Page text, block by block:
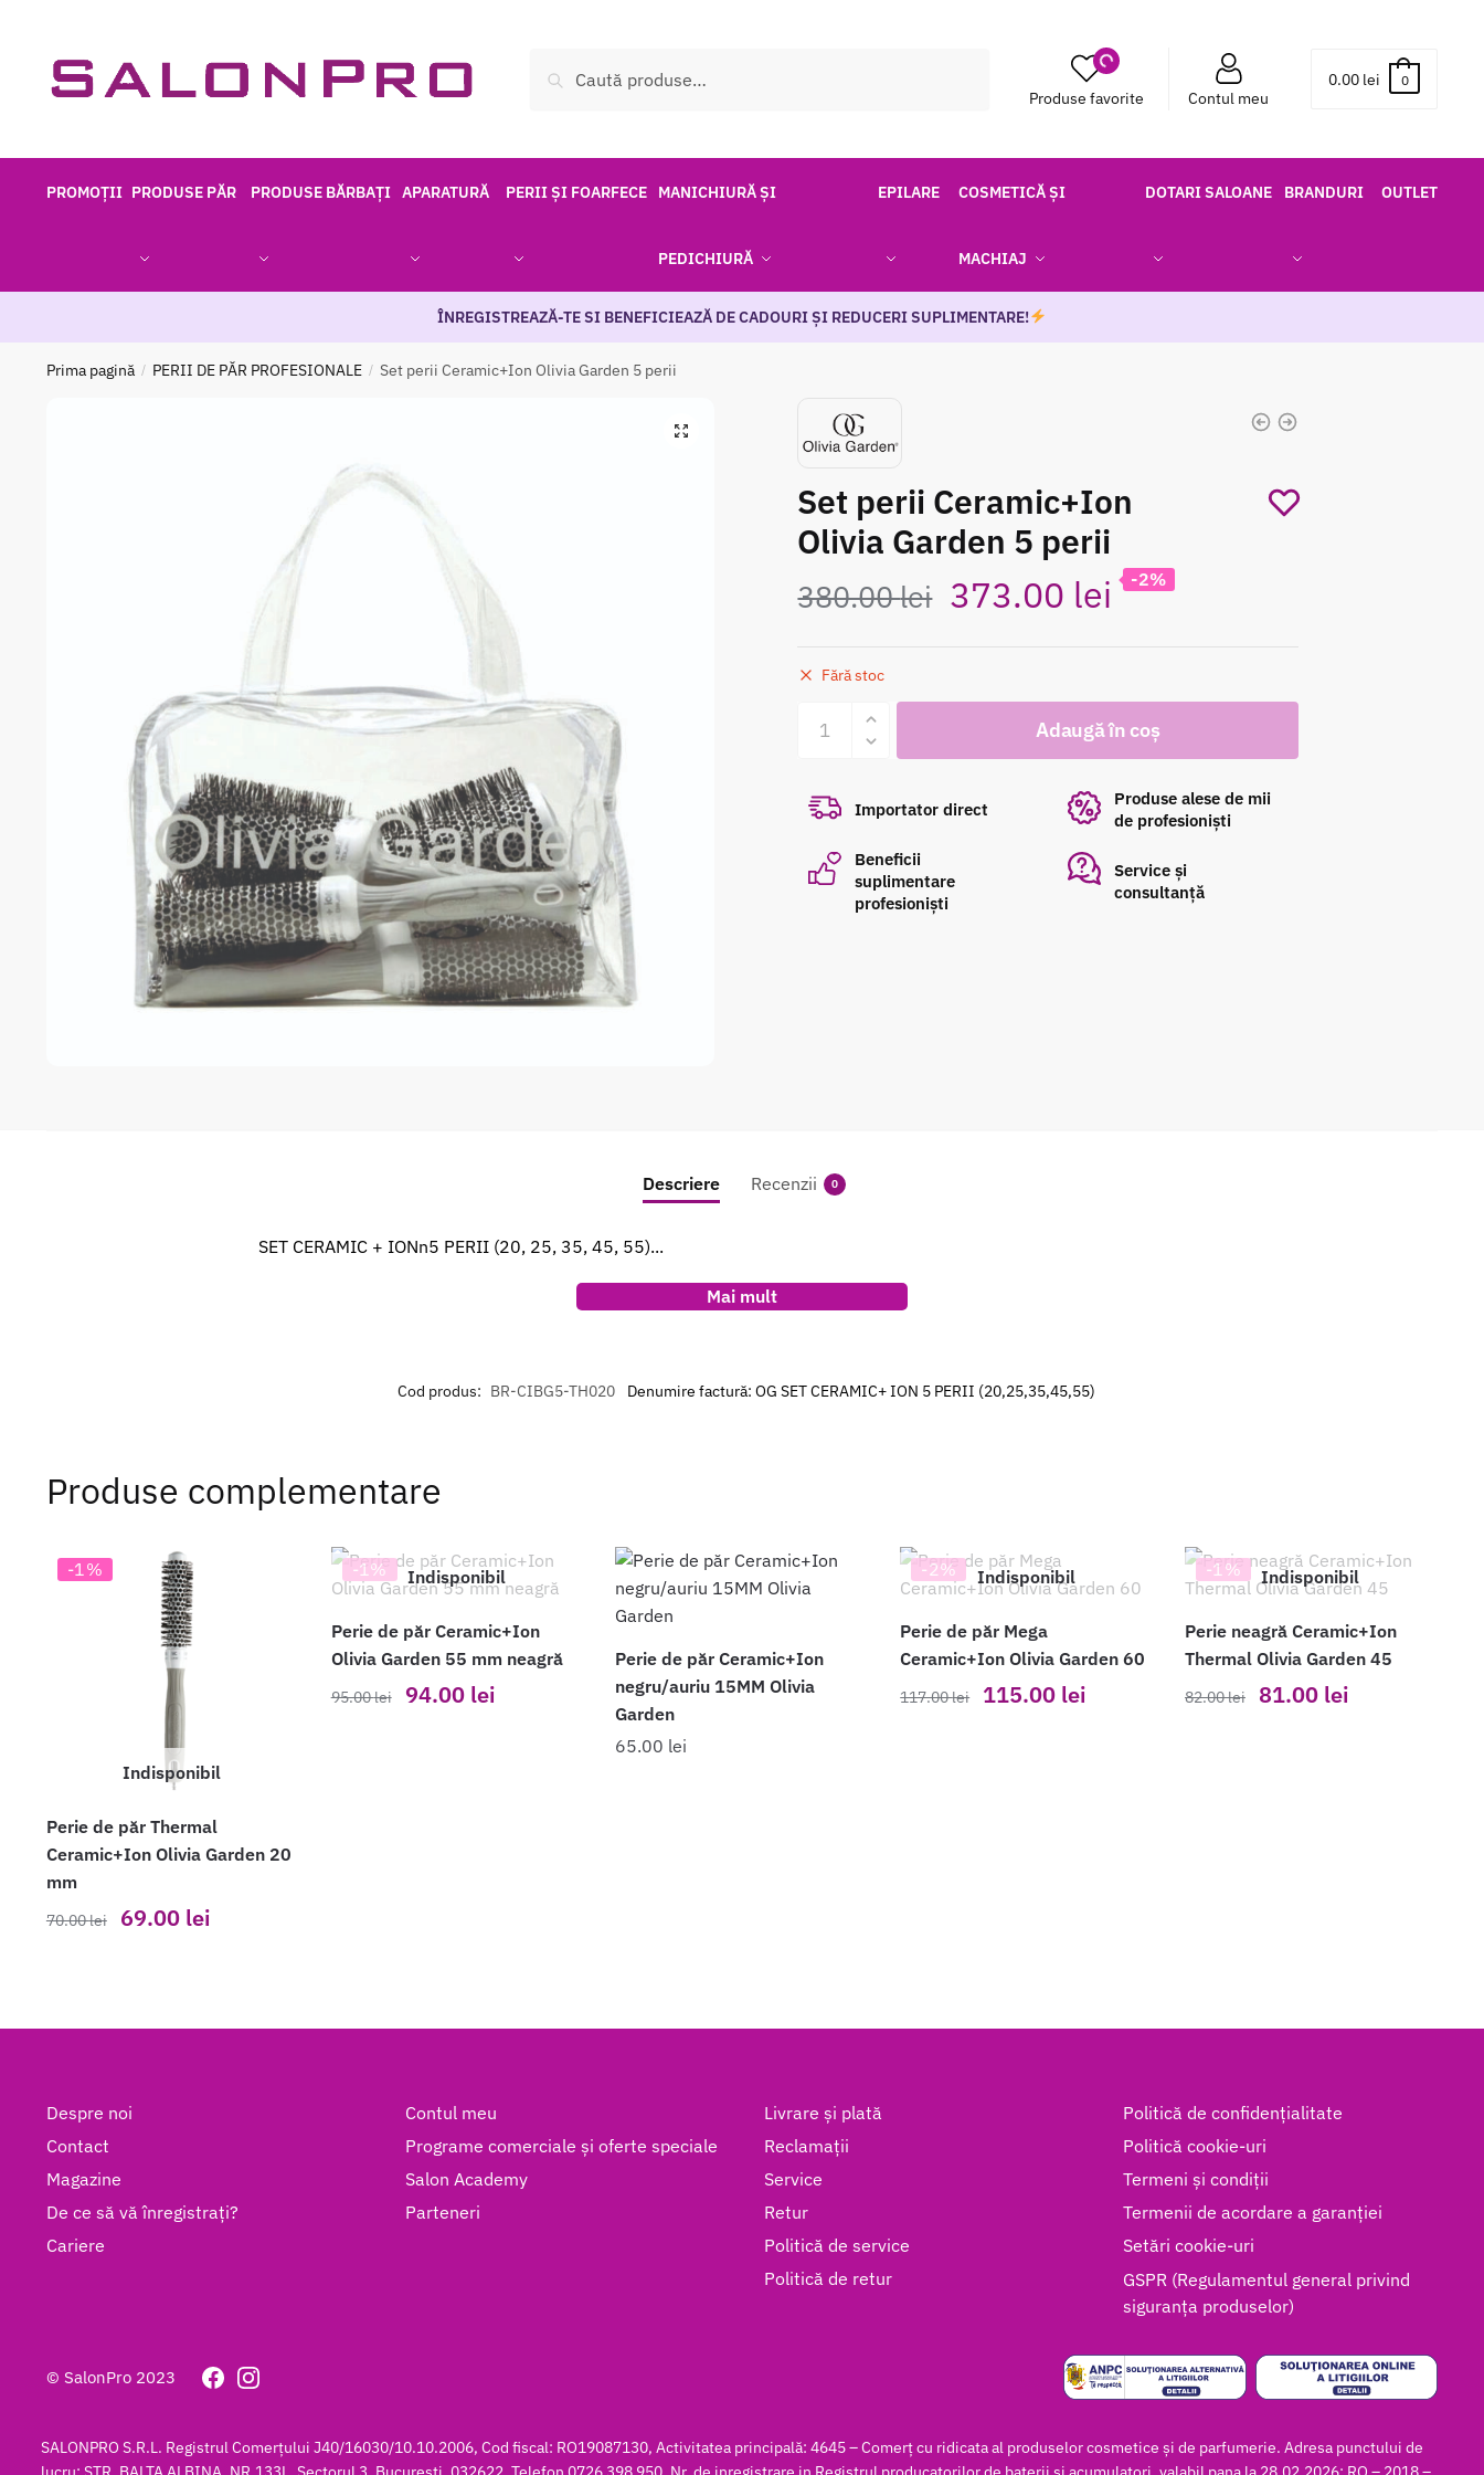
navigation
content
după:
Produse favorite Contul meu
0.00 lei 0
PROMOȚII PRODUSE PĂR PRODUSE BĂRBAȚI APARATURĂ PERII ȘI FOARFECE MANICHIURĂ ȘI
PEDICHIURĂ
EPILARE COSMETICĂ ȘI
MACHIAJ
DOTARI SALOANE BRANDURI OUTLET
ÎNREGISTREAZĂ-TE SI BENEFICIEAZĂ DE CADOURI ȘI REDUCERI SUPLIMENTARE!
Prima pagină / PERII DE PĂR PROFESIONALE / Set perii Ceramic+Ion Olivia Garden 5 perii
Set perii Ceramic+Ion
Olivia Garden 5 perii
380.00lei Prețul
a
fost:
380.00 lei.
373.00 leiPrețul
este:
373.00 lei.
-2%
Fără stoc
Cantitate
Set
Ceramic+Ion
Olivia
Garden
Adaugă în coș
Importator direct
Produse alese de mii
de profesioniști
Beneficii
suplimentare
profesioniști
Service și
consultanță
Descriere Recenzii 0
SET CERAMIC + IONn5 PERII (20, 25, 35, 45, 55)...
Mai mult
Cod produs: BR-CIBG5-TH020 Denumire factură: OG SET CERAMIC+ ION 5 PERII (20,25,35,45,55)
Produse complementare
-1%
Indisponibil
Perie de păr Thermal
Ceramic+Ion Olivia Garden 20
mm
70.00lei
Prețul
70.00 lei.
69.00 leiPrețul
-1% Indisponibil
Perie de păr Ceramic+Ion
Olivia Garden 55 mm neagră
95.00lei
Prețul
94.00 leiPrețul
Perie de păr Ceramic+Ion
negru/auriu 15MM Olivia
Garden
65.00 lei
-2% Indisponibil
Perie de păr Mega
Ceramic+Ion Olivia Garden 60
117.00lei
Prețul
115.00 lei
-1% Indisponibil
Perie neagră Ceramic+Ion
Thermal Olivia Garden 45
82.00lei
Prețul
81.00 lei
Despre noi
Contact
Magazine
De ce să vă înregistrați?
Cariere
Contul meu
Programe comerciale și oferte speciale
Salon Academy
Parteneri
Livrare și plată
Reclamații
Service
Retur
Politică de service
Politică de retur
Politică de confidențialitate
Politică cookie-uri
Termeni și condiții
Termenii de acordare a garanției
Setări cookie-uri
GSPR (Regulamentul general privind
siguranța produselor)
© SalonPro 2023
SALONPRO S.R.L. Registrul Comerțului J40/16030/10.10.2006, Cod fiscal: RO19087130, Activitatea principală: 4645 – Comerț cu ridicata al produselor cosmetice și de parfumerie. Adresa punctului de